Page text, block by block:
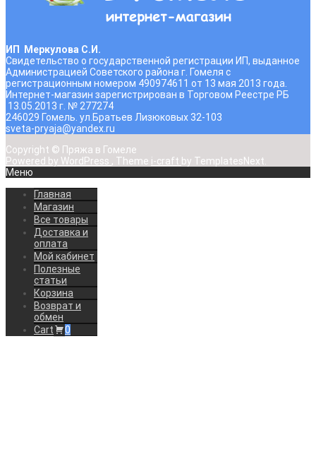
ИП Меркулова С.И.
Свидетельство о государственной регистрации ИП, выданное
Администрацией Советского района г. Гомеля с
регистрационным номером 490974611 от 13 мая 2013 года.
Интернет-магазин зарегистрирован в Торговом Реестре РБ
13.05.2013 г. № 277274
246029 Гомель. ул.Братьев Лизюковых 32-103
sveta-pryaja@yandex.ru
Copyright © Пряжа в Гомеле
Powered by WordPress , Theme i-craft by TemplatesNext.
Меню
Главная
Магазин
Все товары
Доставка и
оплата
Мой кабинет
Полезные
статьи
Корзина
Возврат и
обмен
Cart
0